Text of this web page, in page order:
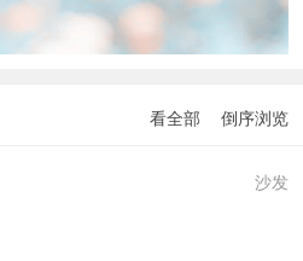
看全部 倒序浏览
沙发